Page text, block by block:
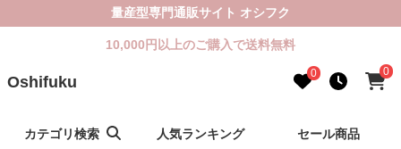
量産型専門通販サイト オシフク
10,000円以上のご購入で送料無料
Oshifuku 0 0
カテゴリ検索 人気ランキング セール商品